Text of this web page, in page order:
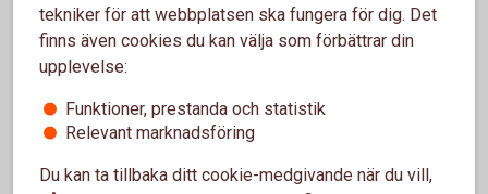
Rådgivning på telefon
tekniker för att webbplatsen ska fungera för dig. Det
finns även cookies du kan välja som förbättrar din
upplevelse:
Funktioner, prestanda och statistik
Relevant marknadsföring
Du kan ta tillbaka ditt cookie-medgivande när du vill,